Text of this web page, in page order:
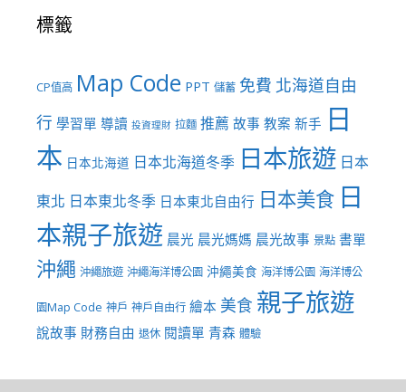
標籤
CP值高 Map Code PPT 儲蓄 免費 北海道自由
行 學習單 導讀 投資理財 拉麵 推薦 故事 教案 新手 日
本 日本北海道 日本北海道冬季 日本旅遊 日本
東北 日本東北冬季 日本東北自由行 日本美食 日
本親子旅遊 晨光 晨光媽媽 晨光故事 景點 書單
沖繩 沖繩旅遊 沖繩海洋博公園 沖繩美食 海洋博公園 海洋博公
園Map Code 神戶 神戶自由行 繪本 美食 親子旅遊
說故事 財務自由 退休 閱讀單 青森 體驗